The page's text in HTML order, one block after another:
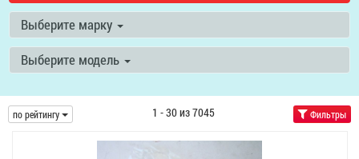
Выберите марку
Выберите модель
по рейтингу 1 - 30 из 7045 Фильтры